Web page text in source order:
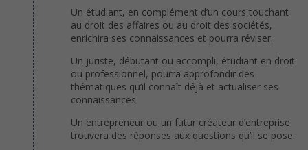
Un étudiant, en complément d’un cours touchant
au droit des affaires ou au droit des sociétés,
enrichira ses connaissances et pourra réviser.
Un juriste, débutant ou accompli, étudiant en droit
ou professionnel, pourra approfondir des
thématiques qu’il connaît déjà et actualiser ses
connaissances.
Un entrepreneur ou un futur créateur d’entreprise
trouvera des réponses aux questions qu’il se pose.